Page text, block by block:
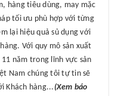
hàng tiêu dùng, may mặc
tối ưu phù hợp với từng
lại hiệu quả sủ dụng với
Với quy mô sản xuất
năm trong lĩnh vực sản
Nam chúng tôi tự tin sẽ
Khách hàng... (Xem báo